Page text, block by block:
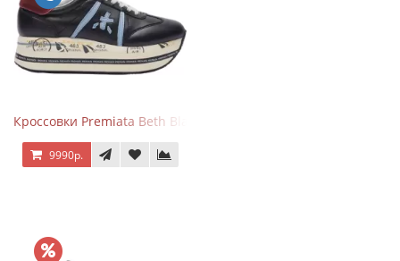
Кроссовки Premiata Beth Black Blue
9990р.